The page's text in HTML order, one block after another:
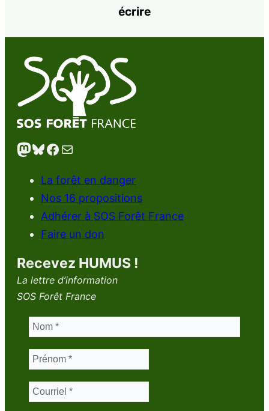
écrire
Mastodon Bluesky Facebook E-mail
La forêt en danger
Nos 16 propositions
Adhérer à SOS Forêt France
Faire un don
Recevez HUMUS !
La lettre d’information
SOS Forêt France